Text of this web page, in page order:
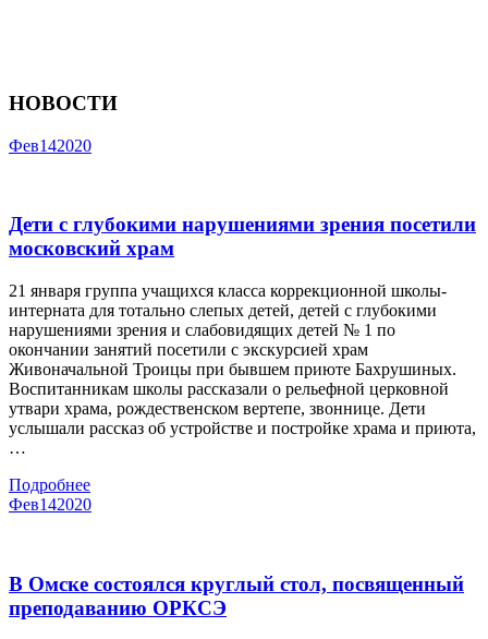
НОВОСТИ
Фев142020
Дети с глубокими нарушениями зрения посетили
московский храм
21 января группа учащихся класса коррекционной школы-
интерната для тотально слепых детей, детей с глубокими
нарушениями зрения и слабовидящих детей № 1 по
окончании занятий посетили с экскурсией храм
Живоначальной Троицы при бывшем приюте Бахрушиных.
Воспитанникам школы рассказали о рельефной церковной
утвари храма, рождественском вертепе, звоннице. Дети
услышали рассказ об устройстве и постройке храма и приюта,
…
Подробнее
Фев142020
В Омске состоялся круглый стол, посвященный
преподаванию ОРКСЭ